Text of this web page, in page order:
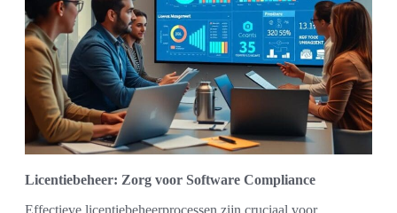
Licentiebeheer: Zorg voor Software Compliance
Effectieve licentiebeheerprocessen zijn cruciaal voor